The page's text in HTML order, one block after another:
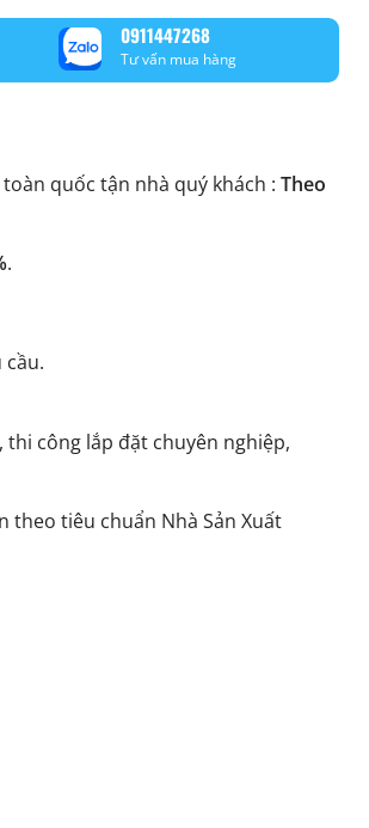
0911447268
Tư vấn mua hàng
quốc tận nhà quý khách : Theo
.
công lắp đặt chuyên nghiệp,
theo tiêu chuẩn Nhà Sản Xuất